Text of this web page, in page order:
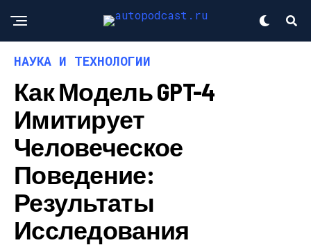
НАУКА И ТЕХНОЛОГИИ
Как Модель GPT-4
Имитирует
Человеческое
Поведение:
Результаты
Исследования